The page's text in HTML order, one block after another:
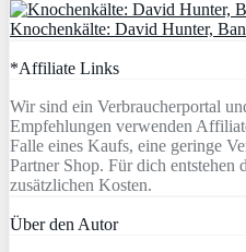
Knochenkälte: David Hunter,
*Affiliate Links
Wir sind ein Verbraucherportal
Empfehlungen verwenden
Falle eines Kaufs, eine geringe
Partner Shop. Für dich entstehen
zusätzlichen Kosten.
Über den Autor